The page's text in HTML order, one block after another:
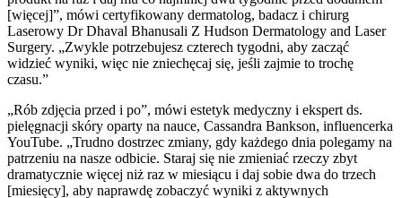
[więcej]”, mówi certyfikowany dermatolog, badacz i chirurg
Laserowy Dr Dhaval Bhanusali Z Hudson Dermatology and Laser
Surgery. „Zwykle potrzebujesz czterech tygodni, aby zacząć
widzieć wyniki, więc nie zniechęcaj się, jeśli zajmie to trochę
czasu.”
„Rób zdjęcia przed i po”, mówi estetyk medyczny i ekspert ds.
pielęgnacji skóry oparty na nauce, Cassandra Bankson, influencerka
YouTube. „Trudno dostrzec zmiany, gdy każdego dnia polegamy na
patrzeniu na nasze odbicie. Staraj się nie zmieniać rzeczy zbyt
dramatycznie więcej niż raz w miesiącu i daj sobie dwa do trzech
[miesięcy], aby naprawdę zobaczyć wyniki z aktywnych